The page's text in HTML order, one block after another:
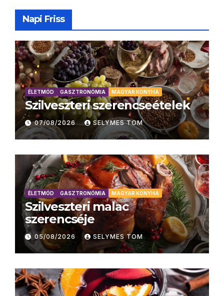
Napi Friss
ÉLETMÓD GASZTRONÓMIA MAGYAR KONYHA
Szilveszteri szerencseételek
07/08/2026 SELYMES TOM
ÉLETMÓD GASZTRONÓMIA MAGYAR KONYHA
Szilveszteri malac
szerencséje
05/08/2026 SELYMES TOM